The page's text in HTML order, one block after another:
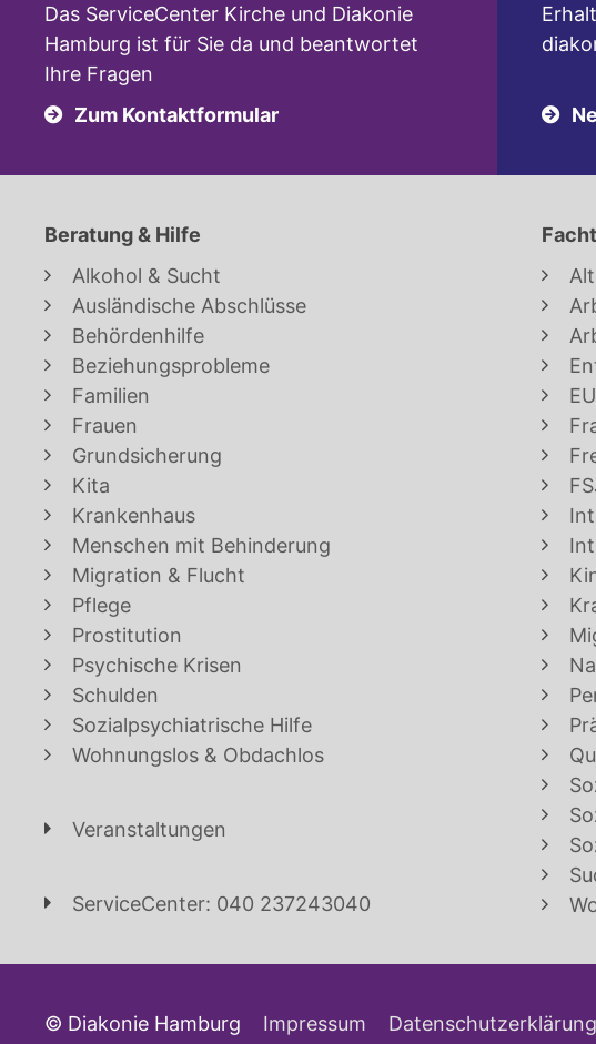
Das ServiceCenter Kirche und Diakonie
Hamburg ist für Sie da und beantwortet
Ihre Fragen
Zum Kontaktformular
Beratung & Hilfe
Alkohol & Sucht
Ausländische Abschlüsse
Behördenhilfe
Beziehungsprobleme
Familien
Frauen
Grundsicherung
Kita
Krankenhaus
Menschen mit Behinderung
Migration & Flucht
Pflege
Prostitution
Psychische Krisen
Schulden
Sozialpsychiatrische Hilfe
Wohnungslos & Obdachlos
Veranstaltungen
ServiceCenter: 040 237243040
© Diakonie Hamburg Impressum Datenschutzerklärung